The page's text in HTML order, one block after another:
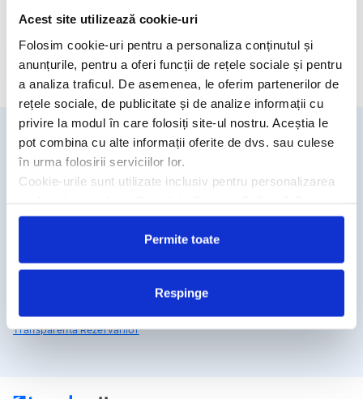
Acest site utilizează cookie-uri
Folosim cookie-uri pentru a personaliza conținutul și
anunțurile, pentru a oferi funcții de rețele sociale și pentru
a analiza traficul. De asemenea, le oferim partenerilor de
rețele sociale, de publicitate și de analize informații cu
privire la modul în care folosiți site-ul nostru. Aceștia le
pot combina cu alte informații oferite de dvs. sau culese
în urma folosirii serviciilor lor.
Cookie-urile sunt utilizate inclusiv pentru personalizarea
Permite toate
Respinge
Cere oferta personalizata
Detalii si rezervari
031.438.18.53
Licente TravelMatters
Transparenta Rezervarilor